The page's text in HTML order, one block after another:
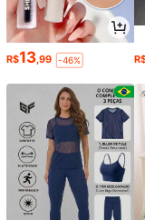
R$13,99 -46%